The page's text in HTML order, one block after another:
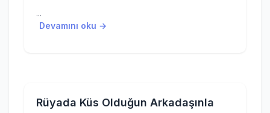
...
Devamını oku →
Rüyada Küs Olduğun Arkadaşınla